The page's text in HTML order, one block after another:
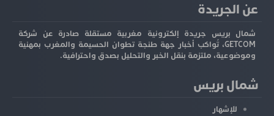
عن الجريدة
شمال بريس جريدة إلكترونية مغربية مستقلة صادرة عن شركة
GETCOM، تُواكب أخبار جهة طنجة تطوان الحسيمة والمغرب بمهنية
وموضوعية، ملتزمة بنقل الخبر والتحليل بصدق واحترافية.
شمال بريس
للإشهار